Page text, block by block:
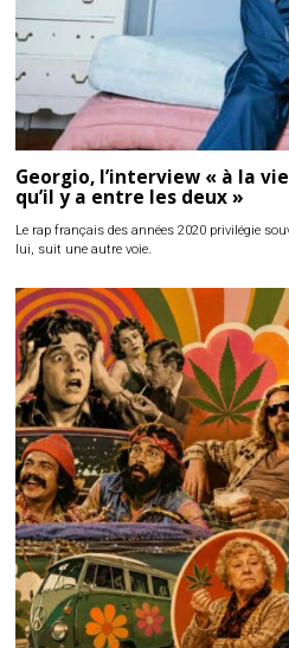
Georgio, l’interview « à la
qu’il y a entre les deux »
Le rap français des années 2020 privilégie
lui, suit une autre voie.